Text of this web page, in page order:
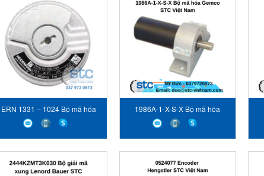
ERN 1331 – 1024 Bộ mã hóa
Heidenhain
1986A-1-X-S-X Bộ mã hóa
Gemco